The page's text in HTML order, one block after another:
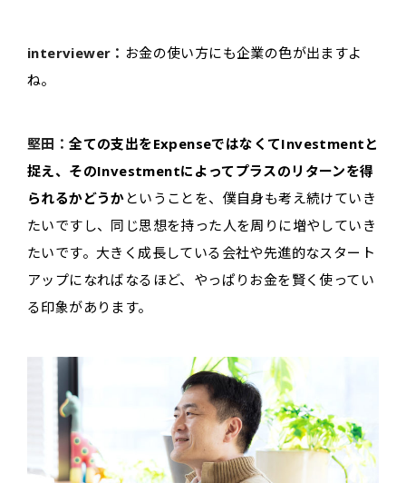
interviewer： お金の使い方にも企業の色が出ますよ
ね。
堅田：全ての支出をExpenseではなくてInvestmentと
捉え、そのInvestmentによってプラスのリターンを得
られるかどうか ということを、僕自身も考え続けていき
たいですし、同じ思想を持った人を周りに増やしていき
たいです。大きく成長している会社や先進的なスタート
アップになればなるほど、やっぱりお金を賢く使ってい
る印象があります。